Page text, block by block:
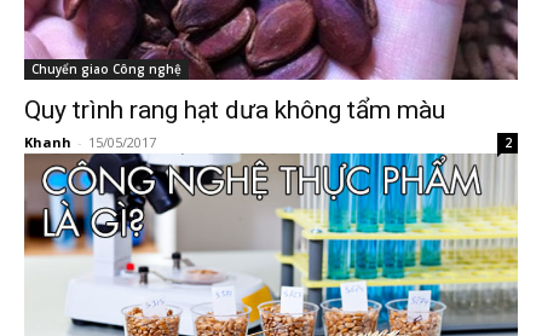
Chuyển giao Công nghệ
Quy trình rang hạt dưa không tẩm màu
Khanh - 15/05/2017 2